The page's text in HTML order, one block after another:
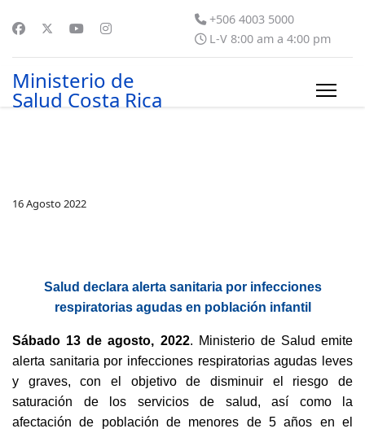
+506 4003 5000
L-V 8:00 am a 4:00 pm
Ministerio de
Salud Costa Rica
16 Agosto 2022
Salud declara alerta sanitaria por infecciones
respiratorias agudas en población infantil
Sábado 13 de agosto, 2022. Ministerio de Salud emite
alerta sanitaria por infecciones respiratorias agudas leves
y graves, con el objetivo de disminuir el riesgo de
saturación de los servicios de salud, así como la
afectación de población de menores de 5 años en el